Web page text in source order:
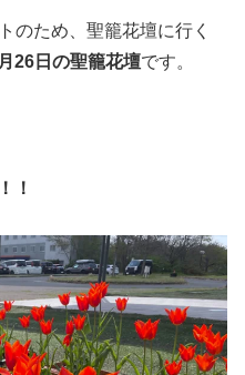
のため、聖籠花壇に行く
26日の聖籠花壇です。
！